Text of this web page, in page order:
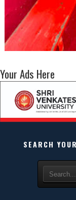
Your Ads Here
SEARCH